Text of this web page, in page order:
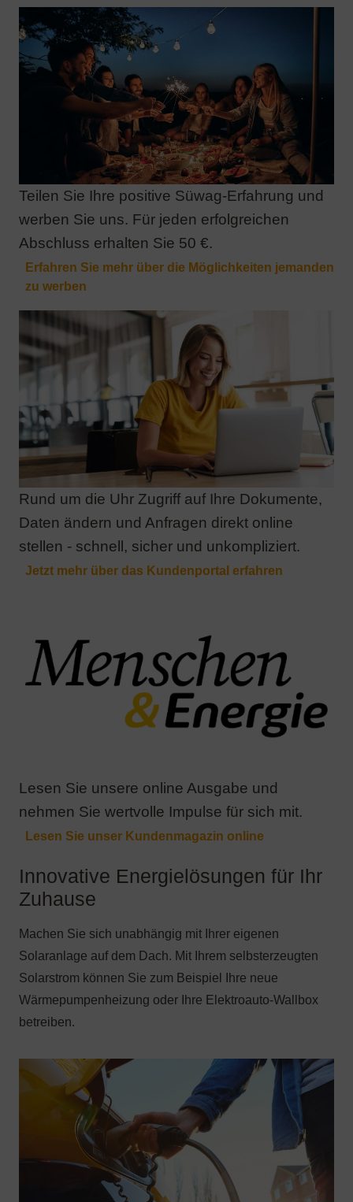
Teilen Sie Ihre positive Süwag-Erfahrung und
werben Sie uns. Für jeden erfolgreichen
Abschluss erhalten Sie 50 €.
Rund um die Uhr Zugriff auf Ihre Dokumente,
Daten ändern und Anfragen direkt online
stellen - schnell, sicher und unkompliziert.
Lesen Sie unsere online Ausgabe und
nehmen Sie wertvolle Impulse für sich mit.